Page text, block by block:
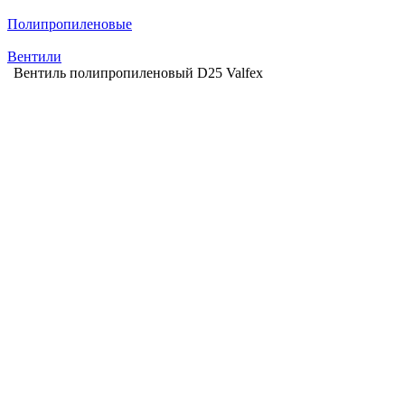
Полипропиленовые
Вентили
Вентиль полипропиленовый D25 Valfex